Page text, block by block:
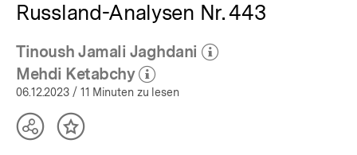
Russland-Analysen Nr. 443
Tinoush Jamali Jaghdani
(Mehr zum Autor)
Mehdi Ketabchy
(Mehr zum Autor)
öffnen
06.12.2023 / 11 Minuten zu lesen
TeilenInhalt